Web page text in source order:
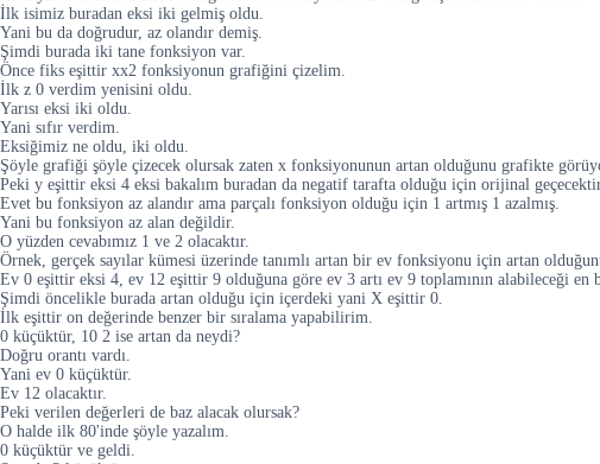
İlk isimiz buradan eksi iki gelmiş oldu.
Yani bu da doğrudur, az olandır demiş.
Şimdi burada iki tane fonksiyon var.
Önce fiks eşittir xx2 fonksiyonun grafiğini çizelim.
İlk z 0 verdim yenisini oldu.
Yarısı eksi iki oldu.
Yani sıfır verdim.
Eksiğimiz ne oldu, iki oldu.
Şöyle grafiği şöyle çizecek olursak zaten x fonksiyonunun artan olduğunu grafikte
Peki y eşittir eksi 4 eksi bakalım buradan da negatif tarafta olduğu için orijinal
Evet bu fonksiyon az alandır ama parçalı fonksiyon olduğu için 1 artmış 1 azalmış.
Yani bu fonksiyon az alan değildir.
O yüzden cevabımız 1 ve 2 olacaktır.
Örnek, gerçek sayılar kümesi üzerinde tanımlı artan bir ev fonksiyonu için artan
Ev 0 eşittir eksi 4, ev 12 eşittir 9 olduğuna göre ev 3 artı ev 9 toplamının alabileceği en
Şimdi öncelikle burada artan olduğu için içerdeki yani X eşittir 0.
İlk eşittir on değerinde benzer bir sıralama yapabilirim.
0 küçüktür, 10 2 ise artan da neydi?
Doğru orantı vardı.
Yani ev 0 küçüktür.
Ev 12 olacaktır.
Peki verilen değerleri de baz alacak olursak?
O halde ilk 80'inde şöyle yazalım.
0 küçüktür ve geldi.